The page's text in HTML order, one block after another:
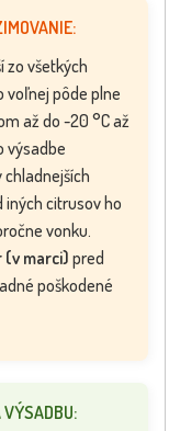
zo všetkých
voľnej pôde plne
až do -20 °C až
výsadbe
iných citrusov ho
vonku.
(v marci) pred
poškodené